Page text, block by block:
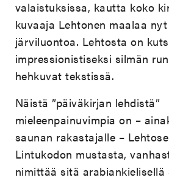
valaistuksissa, kautta koko
kuvaaja Lehtonen maalaa
järviluontoa. Lehtosta on
impressionistiseksi silmän
hehkuvat tekstissä.
Näistä ”päiväkirjan lehdistä”
mieleenpainuvimpia on –
saunan rakastajalle –
Lintukodon mustasta,
nimittää sitä arabiankielisellä